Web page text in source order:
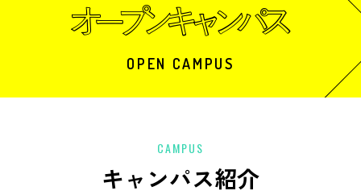
OPEN CAMPUS
CAMPUS
キャンパス紹介